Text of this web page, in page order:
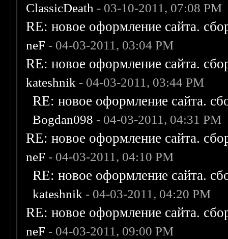
ClassicDeath - 03-10-2011, 07:08 PM
RE: новое оформление сайта.
neF - 04-03-2011, 03:04 PM
RE: новое оформление сайта.
kateshnik - 04-03-2011, 03:44 PM
RE: новое оформление сайта.
Bogdan098 - 04-03-2011, 04:31 PM
RE: новое оформление сайта.
neF - 04-03-2011, 04:10 PM
RE: новое оформление сайта.
kateshnik - 04-03-2011, 04:20 PM
RE: новое оформление сайта.
neF - 04-03-2011, 09:00 PM